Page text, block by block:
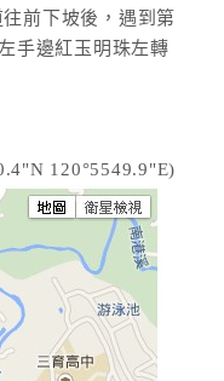
前下坡後，遇到第
手邊紅玉明珠左轉
120°5549.9"E)